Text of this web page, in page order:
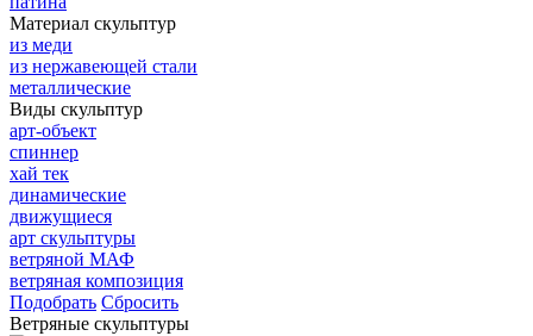
Материал скульптур
из меди
из нержавеющей стали
металлические
Виды скульптур
арт-объект
спиннер
хай тек
динамические
движущиеся
арт скульптуры
ветряной МАФ
ветряная композиция
Подобрать Сбросить
Ветряные скульптуры